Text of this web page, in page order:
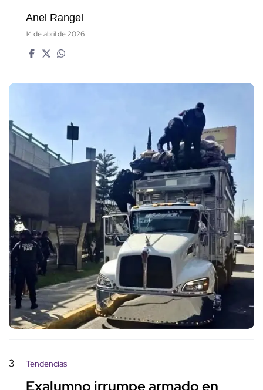
Anel Rangel
14 de abril de 2026
3 Tendencias
Exalumno irrumpe armado en